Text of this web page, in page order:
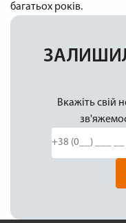
багатьох років.
Вкажіть свій